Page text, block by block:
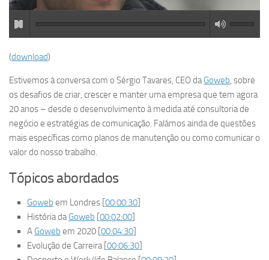
(download)
Estivemos à conversa com o Sérgio Tavares, CEO daGoweb, sobre
os desafios de criar, crescer e manter uma empresa que tem agora
20 anos – desde o desenvolvimento à medida até consultoria de
negócio e estratégias de comunicação. Falámos ainda de questões
mais específicas como planos de manutenção ou como comunicar o
valor do nosso trabalho.
Tópicos abordados
Goweb em Londres [00:00:30]
História daGoweb [00:02:00]
A Goweb em 2020 [00:04:30]
Evolução de Carreira [00:06:30]